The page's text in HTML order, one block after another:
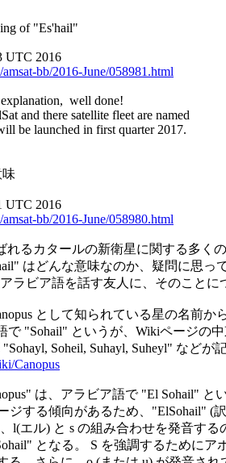
of "Es'hail"
bb/2016-June/058981.html
well done!
and there satellite fleet are named
be launched in first quarter 2017.
味
bb/2016-June/058980.html
れるカタールの新衛星に関する多く
はどんな意味なのか、疑問に思っ
ラビア語を話す友人に、そのことに
として知られている星の名前か
で "Sohail" というが、Wikiページの
Canopus
は、アラビア語で "El Sohail" と
ジする傾向があるため、"ElSohail" (
l(エル) と s の組み合わせを発音する
となる。 S を強調するためにア